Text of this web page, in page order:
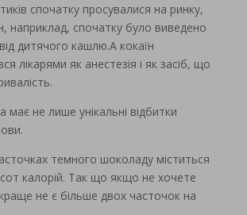
спочатку просувалися на ринку,
наприклад, спочатку було виведено
дитячого кашлю.А кокаїн
лікарями як анестезія і як засіб, що
не лише унікальні відбитки
темного шоколаду міститься
калорій. Так що якщо не хочете
не є більше двох часточок на